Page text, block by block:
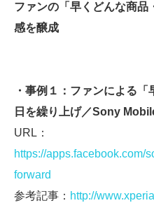
ファンの「早くどんな商品
感を醸成
・事例１：ファンによる
日を繰り上げ／Sony
URL：
https://apps.facebook.com/
forward
参考記事： http://